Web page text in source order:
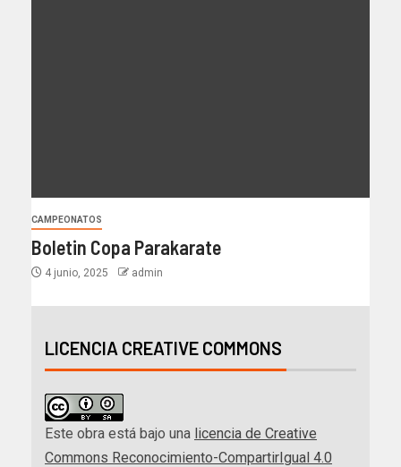
CAMPEONATOS
Boletin Copa Parakarate
4 junio, 2025 admin
LICENCIA CREATIVE COMMONS
Este obra está bajo una licencia de Creative
Commons Reconocimiento-CompartirIgual 4.0